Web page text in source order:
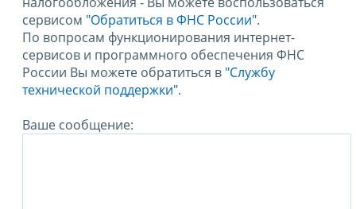
сервисом "Обратиться в ФНС России".
По вопросам функционирования интернет-
сервисов и программного обеспечения ФНС
России Вы можете обратиться в "Службу
технической поддержки".
Ваше сообщение: